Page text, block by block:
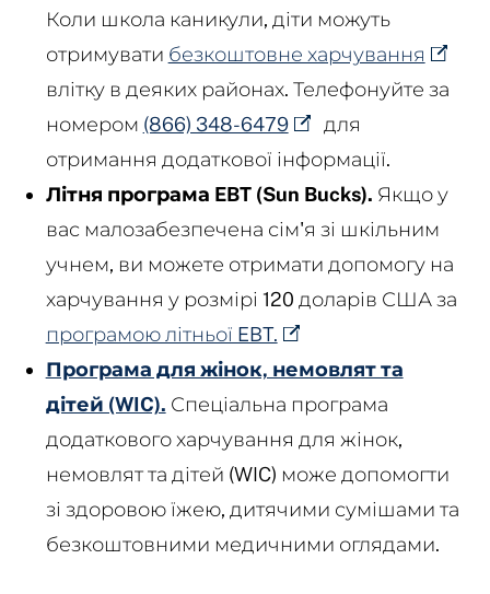
Коли школа каникули, діти можуть
отримувати безкоштовне харчування
влітку в деяких районах. Телефонуйте за
номером (866) 348-6479
для
отримання додаткової інформації.
Літня програма EBT (Sun Bucks). Якщо у
вас малозабезпечена сім'я зі шкільним
учнем, ви можете отримати допомогу на
харчування у розмірі 120 доларів США за
програмою літньої EBT.
Програма для жінок, немовлят та
дітей (WIC). Спеціальна програма
додаткового харчування для жінок,
немовлят та дітей (WIC) може допомогти
зі здоровою їжею, дитячими сумішами та
безкоштовними медичними оглядами.